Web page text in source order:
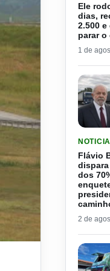
Ele
dias,
2.500
parar o
1 de
Flávio
dos
2 de